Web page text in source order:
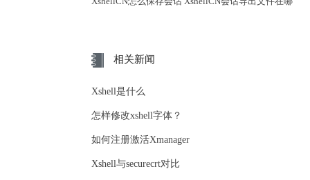
相关新闻
Xshell是什么
怎样修改xshell字体？
如何注册激活Xmanager
Xshell与securecrt对比